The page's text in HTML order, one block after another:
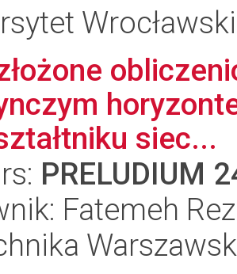
Wrocławski
siec...
PRELUDIUM
Fatemeh